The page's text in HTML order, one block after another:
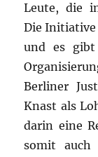
Leute, die
Die Initiative
und es gibt
Berliner
Knast als
darin eine
somit auch